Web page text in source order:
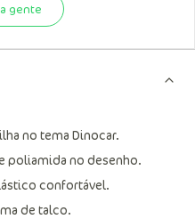
gente
no tema Dinocar.
poliamida no desenho.
confortável.
de talco.